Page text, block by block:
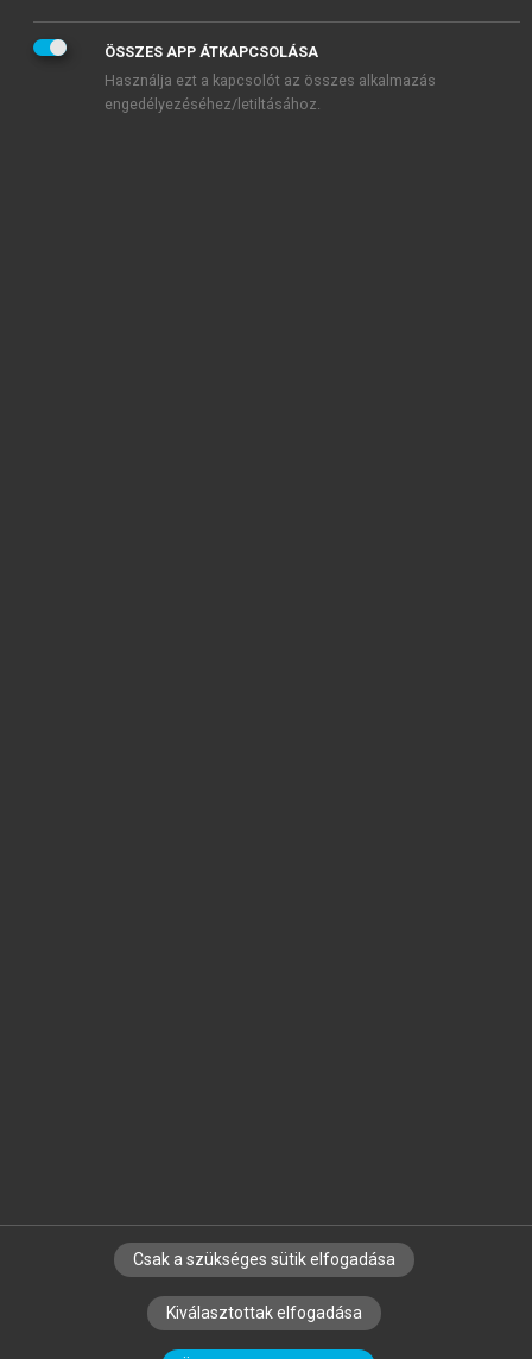
SZERZŐKNEK CÉGEKNEK KÖNYVTÁROSOKNAK
SZERKESZTÉSI ÉS LEKTORÁLÁSI ALAPELVEK
ÖSSZES APP ÁTKAPCSOLÁSA
Használja ezt a kapcsolót az összes alkalmazás
engedélyezéséhez/letiltásához.
Csak a szükséges sütik elfogadása
Kiválasztottak elfogadása